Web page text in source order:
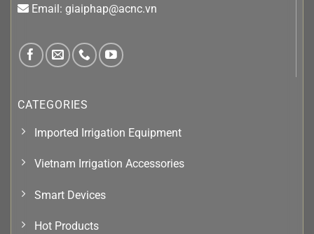
Email: giaiphap@acnc.vn
CATEGORIES
Imported Irrigation Equipment
Vietnam Irrigation Accessories
Smart Devices
Hot Products